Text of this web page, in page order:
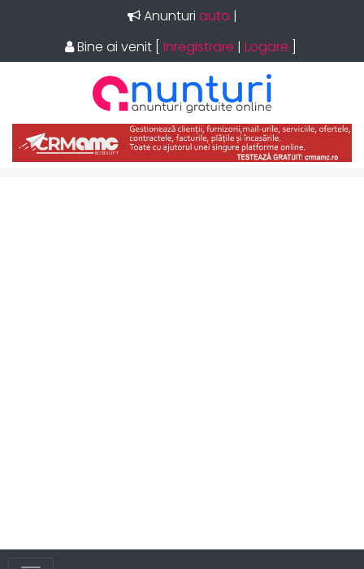
Anunturi auto |
Bine ai venit
Inregistrare | Logare